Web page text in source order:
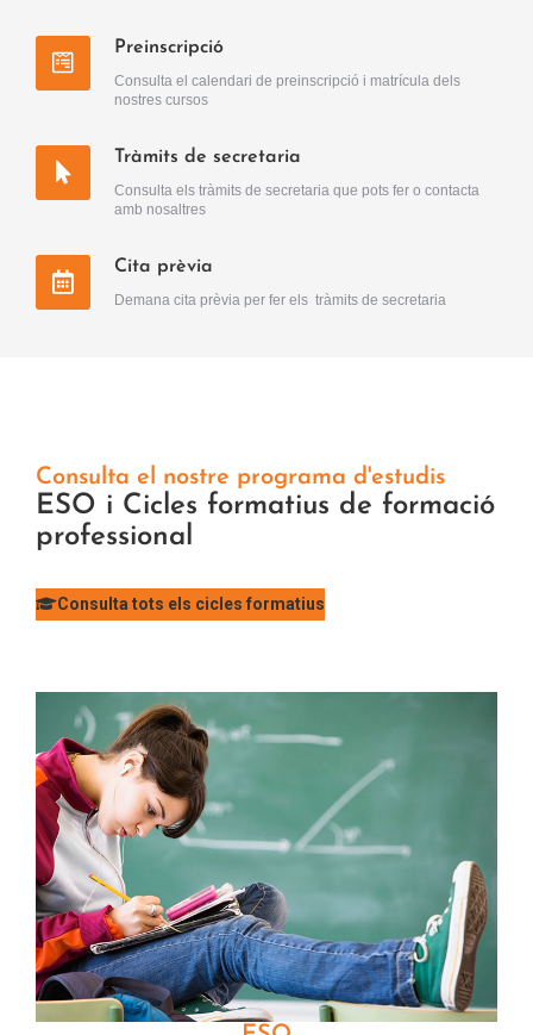
Preinscripció
Consulta el calendari de preinscripció i matrícula dels
nostres cursos
Tràmits de secretaria
Consulta els tràmits de secretaria que pots fer o contacta
amb nosaltres
Cita prèvia
Demana cita prèvia per fer els tràmits de secretaria
Consulta el nostre programa d'estudis
ESO i Cicles formatius de formació
professional
Consulta tots els cicles formatius